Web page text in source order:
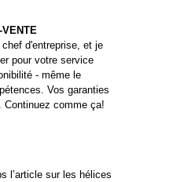
d'entreprise, et je
pour votre service
- même le
Vos garanties
Continuez comme ça!
l’article sur les hélices